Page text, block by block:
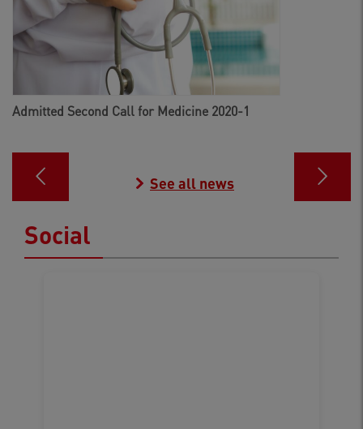
Admitted Second Call for Medicine 2020-1
See all news
Social